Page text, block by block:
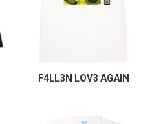
F4LL3N LOV3 AGAIN